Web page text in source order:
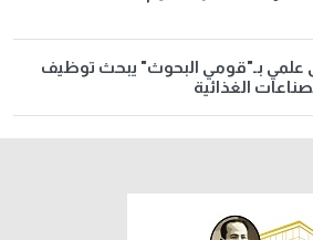
علمي بـ"قومي البحوث" يبحث توظيف
الغذائية